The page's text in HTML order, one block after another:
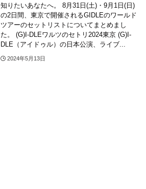
知りたいあなたへ。 8月31日(土)・9月1日(日)
の2日間、東京で開催されるGIDLEのワールド
ツアーのセットリストについてまとめまし
た。 (G)I-DLEワルツのセトリ2024東京 (G)I-
DLE（アイドゥル）の日本公演、ライブ...
2024年5月13日